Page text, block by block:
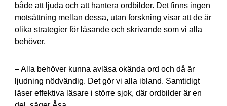
både att ljuda och att hantera ordbilder. Det finns ingen
motsättning mellan dessa, utan forskning visar att de är
olika strategier för läsande och skrivande som vi alla
behöver.
– Alla behöver kunna avläsa okända ord och då är
ljudning nödvändig. Det gör vi alla ibland. Samtidigt
läser effektiva läsare i större sjok, där ordbilder är en